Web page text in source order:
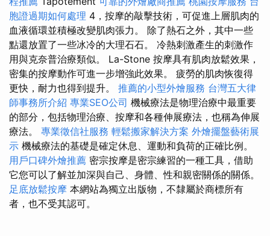
胞證過期如何處理 4，按摩的敲擊技術，可促進上層肌肉的
血液循環並積極改變肌肉張力。 除了熱石之外，其中一些
點還放置了一些冰冷的大理石石。 冷熱刺激產生的刺激作
用與克奈普治療類似。 La-Stone 按摩具有肌肉放鬆效果，
密集的按摩動作可進一步增強此效果。 疲勞的肌肉恢復得
更快，耐力也得到提升。 推薦的小型外燴服務 台灣五大律
師事務所介紹 專業SEO公司 機械療法是物理治療中最重要
的部分，包括物理治療、按摩和各種伸展療法，也稱為伸展
療法。 專業徵信社服務 輕鬆搬家解決方案 外燴擺盤藝術展
示 機械療法的基礎是確定休息、運動和負荷的正確比例。
用戶口碑外燴推薦 密宗按摩是密宗練習的一種工具，借助
它您可以了解並加深與自己、身體、性和親密關係的關係。
足底放鬆按摩 本網站為獨立出版物，不隸屬於商標所有
者，也不受其認可。